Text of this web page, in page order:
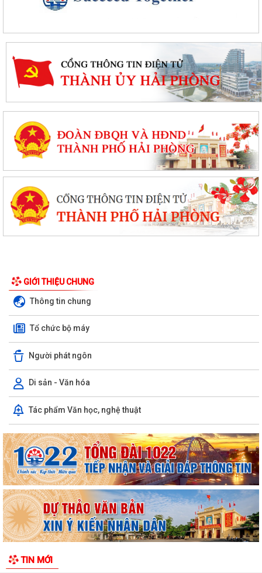
GIỚI THIỆU CHUNG
Thông tin chung
Tổ chức bộ máy
Người phát ngôn
Di sản - Văn hóa
Tác phẩm Văn học, nghệ thuật
TIN MỚI
SÓC VÀ PHÒNG TRỪ SÂU BỆNH HẠI LÚA VỤ MÙA NĂM...
Trung tâm Phục vụ Hành chính công phường Thiên Hương tổ chức
trao Giấy chứng nhận đăng ký kết hôn
Nghị quyết HĐND thành phố ban hành đặt tên 1 phố và 2 tuyến đường
trên địa bàn phường Thiên Hương
Thông báo mời viết bài đăng trên Bản tin Nông nghiệp và Môi trường
Hải Phòng số 3 năm 2026
hành xây dựng Tổ dân phố số”